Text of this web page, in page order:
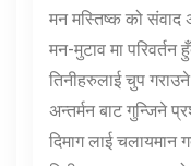
मन मस्तिष्क को संवाद
मन-मुटाव मा परिवर्तन
तिनीहरुलाई चुप
अन्तर्मन बाट गुन्जिने
दिमाग लाई चलायमान